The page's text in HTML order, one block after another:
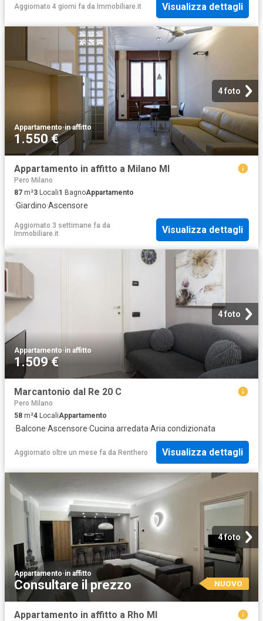
Aggiornato 4 giorni fa da Immobiliare.it Visualizza dettagli
4 foto
Appartamento·in affitto
1.550 €
Appartamento in affitto a Milano MI
Pero Milano
87 m²3 Locali1 BagnoAppartamento
·Giardino·Ascensore
Aggiornato 3 settimane fa da
Immobiliare.it
Visualizza dettagli
4 foto
Appartamento·in affitto
1.509 €
Marcantonio dal Re 20 C
Pero Milano
58 m²4 LocaliAppartamento
·Balcone·Ascensore·Cucina arredata·Aria condizionata
Aggiornato oltre un mese fa da Renthero Visualizza dettagli
4 foto
Appartamento·in affitto
Consultare il prezzo NUOVO
Appartamento in affitto a Rho MI